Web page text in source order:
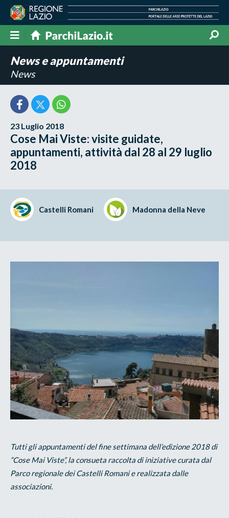
News e appuntamenti
News
23 Luglio 2018
Cose Mai Viste: visite guidate,
appuntamenti, attività dal 28 al 29 luglio
2018
Castelli Romani Madonna della Neve
Tutti gli appuntamenti del fine settimana dell’edizione 2018 di
“Cose Mai Viste”, la consueta raccolta di iniziative curata dal
Parco regionale dei Castelli Romani e realizzata dalle
associazioni.